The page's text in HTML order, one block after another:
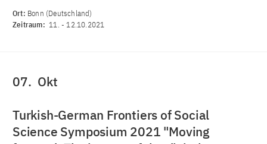
Ort: Bonn (Deutschland)
Zeitraum: 11. -12.10.2021
07. Okt
Turkish-German Frontiers of Social
Science Symposium 2021 "Moving